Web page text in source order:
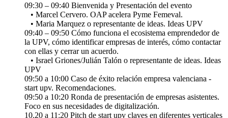
09:30 – 09:40 Bienvenida y Presentación del evento
• Marcel Cervero. OAP acelera Pyme Femeval.
• Maria Marquez o representante de ideas. Ideas UPV
09:40 – 09:50 Cómo funciona el ecosistema emprendedor de
la UPV, cómo identificar empresas de interés, cómo contactar
con ellas y cerrar un acuerdo.
• Israel Griones/Julián Talón o representante de ideas. Ideas
UPV
09:50 a 10:00 Caso de éxito relación empresa valenciana -
start upv. Recomendaciones.
09:50 a 10:20 Ronda de presentación de empresas asistentes.
Foco en sus necesidades de digitalización.
10.20 a 11:20 Pitch de start upv claves en diferentes verticales